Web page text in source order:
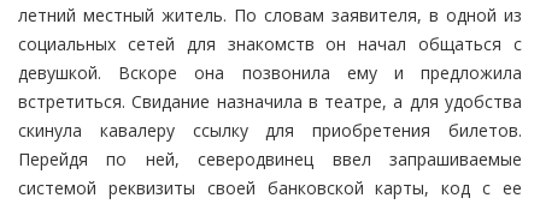
летний местный житель. По словам заявителя, в одной из
социальных сетей для знакомств он начал общаться с
девушкой. Вскоре она позвонила ему и предложила
встретиться. Свидание назначила в театре, а для удобства
скинула кавалеру ссылку для приобретения билетов.
Перейдя по ней, северодвинец ввел запрашиваемые
системой реквизиты своей банковской карты, код с ее